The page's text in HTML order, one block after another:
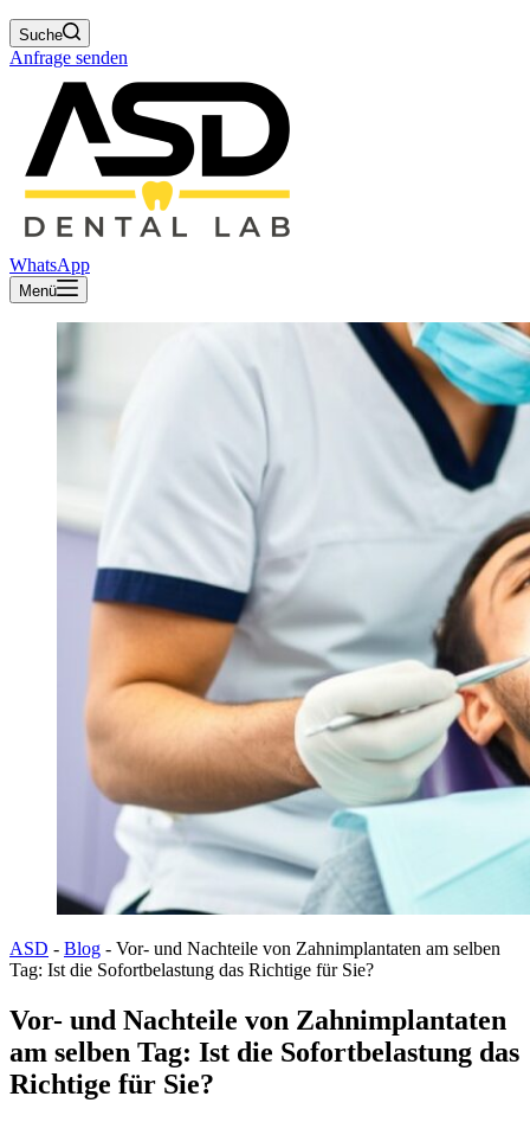
Suche
Anfrage senden
WhatsApp
Menü
ASD - Blog - Vor- und Nachteile von Zahnimplantaten am selben
Tag: Ist die Sofortbelastung das Richtige für Sie?
Vor- und Nachteile von Zahnimplantaten
am selben Tag: Ist die Sofortbelastung das
Richtige für Sie?